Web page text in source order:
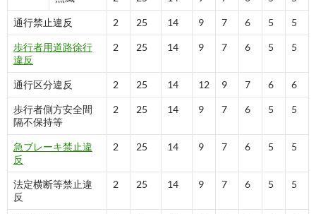
通行禁止違反 2 25 14 9 7 6 5 5
歩行者用道路徐行
違反
2 25 14 9 7 6 5 5
通行区分違反 2 25 14 12 9 7 6 6
歩行者側方安全間
隔不保持等
2 25 14 9 7 6 5 5
急ブレーキ禁止違
反
2 25 14 9 7 6 5 5
法定横断等禁止違
反
2 25 14 9 7 6 5 5